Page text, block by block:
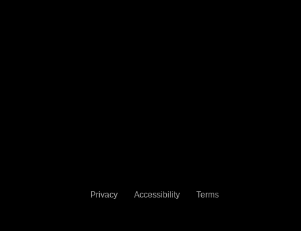
Privacy Accessibility Terms